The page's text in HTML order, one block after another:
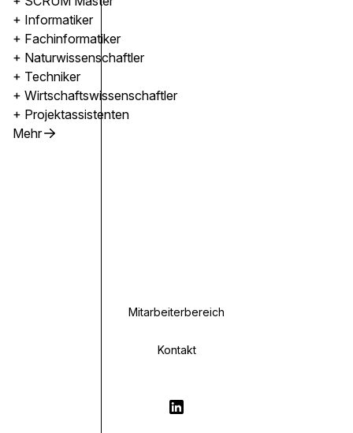
+ Informatiker
+ Fachinformatiker
+ Naturwissenschaftler
+ Techniker
+ Wirtschaftswissenschaftler
+ Projektassistenten
Mehr
Mitarbeiterbereich
Kontakt